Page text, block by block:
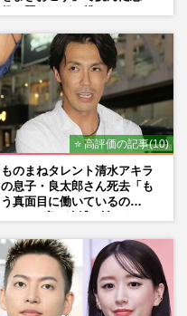
⭐ 高評価の記事(10)
ものまねタレント清水アキラ
の息子・良太郎さん死去「も
う真面目に働いているの